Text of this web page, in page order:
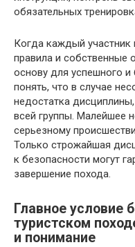
обязательных
Когда каждый
правила и собственные
основу для успешного и
понять, что в случае
недостатка
всей группы. Малейшее
серьезному
Только строжайшая
к безопасности могут
завершение похода.
Главное условие
туристском
и понимание